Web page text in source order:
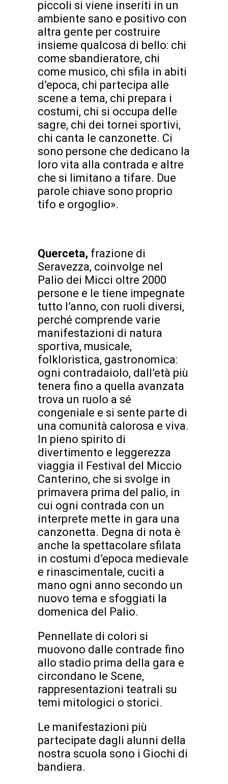
piccoli si viene inseriti in un
ambiente sano e positivo con
altra gente per costruire
insieme qualcosa di bello: chi
come sbandieratore, chi
come musico, chi sfila in abiti
d’epoca, chi partecipa alle
scene a tema, chi prepara i
costumi, chi si occupa delle
sagre, chi dei tornei sportivi,
chi canta le canzonette. Ci
sono persone che dedicano la
loro vita alla contrada e altre
che si limitano a tifare. Due
parole chiave sono proprio
tifo e orgoglio».
Querceta, frazione di
Seravezza, coinvolge nel
Palio dei Micci oltre 2000
persone e le tiene impegnate
tutto l’anno, con ruoli diversi,
perché comprende varie
manifestazioni di natura
sportiva, musicale,
folkloristica, gastronomica:
ogni contradaiolo, dall’età più
tenera fino a quella avanzata
trova un ruolo a sé
congeniale e si sente parte di
una comunità calorosa e viva.
In pieno spirito di
divertimento e leggerezza
viaggia il Festival del Miccio
Canterino, che si svolge in
primavera prima del palio, in
cui ogni contrada con un
interprete mette in gara una
canzonetta. Degna di nota è
anche la spettacolare sfilata
in costumi d’epoca medievale
e rinascimentale, cuciti a
mano ogni anno secondo un
nuovo tema e sfoggiati la
domenica del Palio.
Pennellate di colori si
muovono dalle contrade fino
allo stadio prima della gara e
circondano le Scene,
rappresentazioni teatrali su
temi mitologici o storici.
Le manifestazioni più
partecipate dagli alunni della
nostra scuola sono i Giochi di
bandiera.